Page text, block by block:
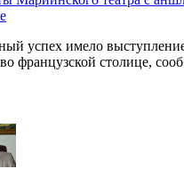
успех имело
французской столице,